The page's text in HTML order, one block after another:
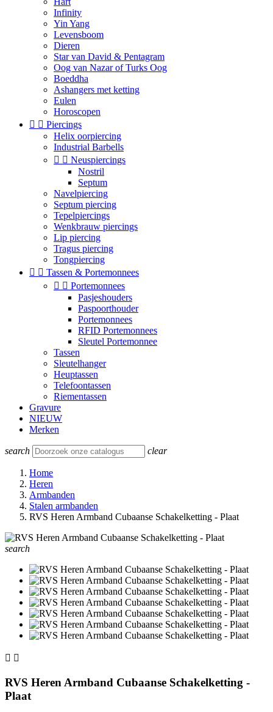
Infinity
Yin Yang
Levensboom
Dieren
Star van David & Pentagram
Oog van Nazar of Turks Oog
Boeddha
Ashangers met ketting
Eulen
Horoscopen
  Piercings
Helix oorpiercing
Industrial Barbells
  Neuspiercings
Nostril
Septum
Navelpiercing
Septum piercing
Tepelpiercings
Wenkbrauw piercings
Lip piercing
Tragus piercing
Tongpiercing
  Tassen & Portemonnees
  Portemonnees
Pasjeshouders
Paspoorthouder
Portemonnees
RFID Portemonnees
Sleutel Portemonnee
Tassen
Sleutelhanger
Heuptassen
Telefoontassen
Riementassen
Gravure
NIEUW
Merken
search clear
Home
Heren
Armbanden
Stalen armbanden
RVS Heren Armband Cubaanse Schakelketting - Plaat
search
 
RVS Heren Armband Cubaanse Schakelketting -
Plaat